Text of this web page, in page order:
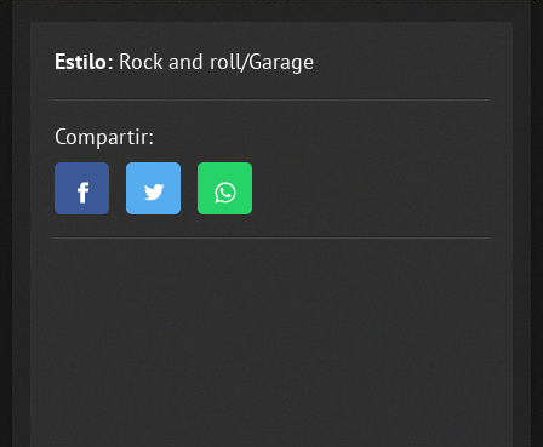
Estilo: Rock and roll/Garage
Compartir: